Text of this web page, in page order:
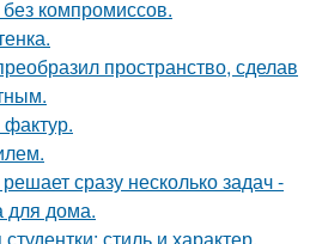
компромиссов.
пространство, сделав
сразу несколько задач -
для дома.